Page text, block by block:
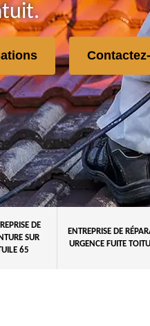
DE
SUR
65
ENTREPRISE DE
URGENCE FUITE